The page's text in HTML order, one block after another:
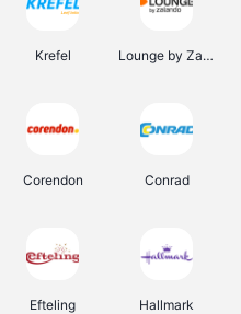
Krefel Lounge by Zalando
Corendon Conrad
Efteling Hallmark